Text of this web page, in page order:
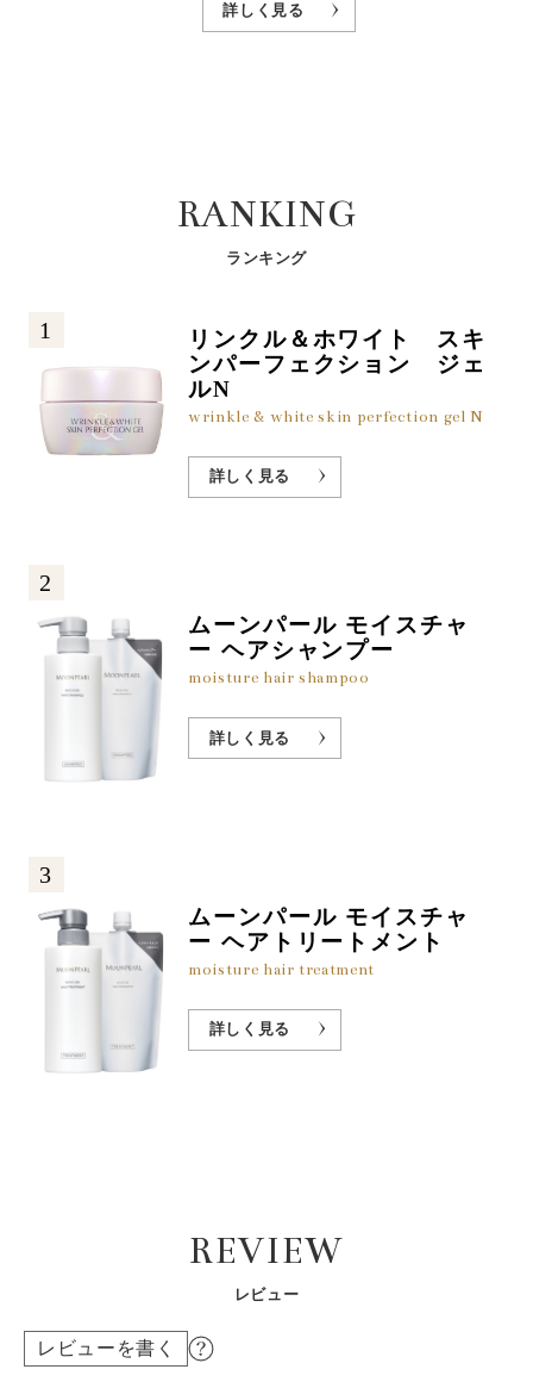
詳しく見る
RANKING
ランキング
1
リンクル＆ホワイト スキ
ンパーフェクション ジェ
ルN
wrinkle & white skin perfection gel N
詳しく見る
2
ムーンパール モイスチャ
ー ヘアシャンプー
moisture hair shampoo
詳しく見る
3
ムーンパール モイスチャ
ー ヘアトリートメント
moisture hair treatment
詳しく見る
REVIEW
レビュー
レビューを書く